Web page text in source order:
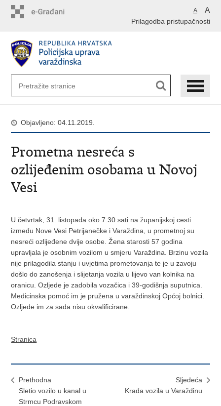
A A
Prilagodba pristupačnosti
Objavljeno: 04.11.2019.
Prometna nesreća s
ozlijeđenim osobama u Novoj
Vesi
U četvrtak, 31. listopada oko 7.30 sati na županijskoj cesti
između Nove Vesi Petrijanečke i Varaždina, u prometnoj su
nesreći ozlijeđene dvije osobe. Žena starosti 57 godina
upravljala je osobnim vozilom u smjeru Varaždina. Brzinu vozila
nije prilagodila stanju i uvjetima prometovanja te je u zavoju
došlo do zanošenja i slijetanja vozila u lijevo van kolnika na
oranicu. Ozljede je zadobila vozačica i 39-godišnja suputnica.
Medicinska pomoć im je pružena u varaždinskoj Općoj bolnici.
Ozljede im za sada nisu okvalificirane.
Stranica
Prethodna
Sletio vozilo u kanal u
Strmcu Podravskom
Sljedeća
Krađa vozila u Varaždinu